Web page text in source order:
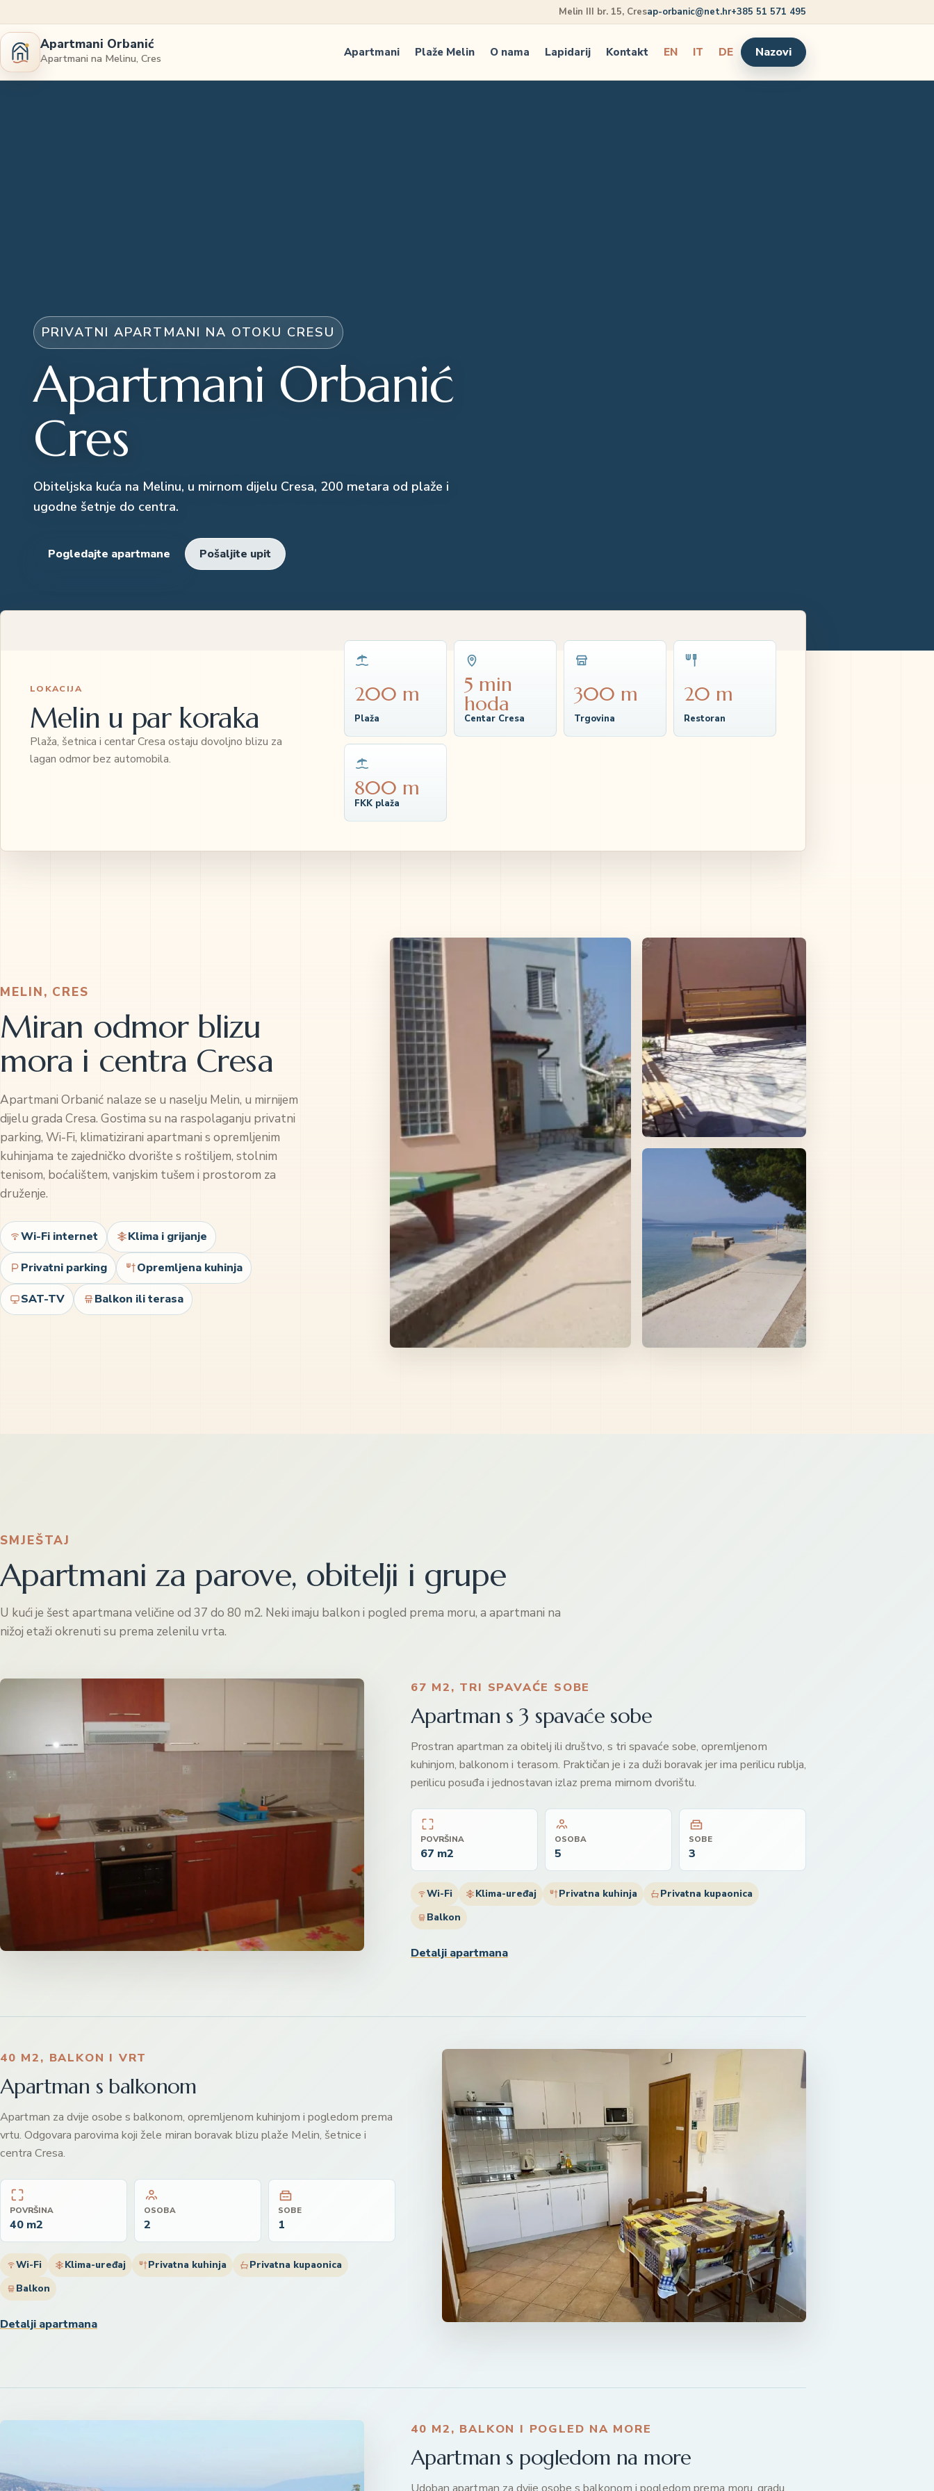
Melin III br. 15, Cresap-orbanic@net.hr+385 51 571 495
Apartmani Orbanić
Apartmani na Melinu, Cres Apartmani Plaže Melin O nama Lapidarij Kontakt EN IT DE Nazovi
PRIVATNI APARTMANI NA OTOKU CRESU
Apartmani Orbanić
Cres
Obiteljska kuća na Melinu, u mirnom dijelu Cresa, 200 metara od plaže i
ugodne šetnje do centra.
Pogledajte apartmane Pošaljite upit
LOKACIJA
Melin u par koraka
Plaža, šetnica i centar Cresa ostaju dovoljno blizu za
lagan odmor bez automobila.
200 m
Plaža
5 min
hoda
Centar Cresa
300 m
Trgovina
20 m
Restoran
800 m
FKK plaža
MELIN, CRES
Miran odmor blizu
mora i centra Cresa
Apartmani Orbanić nalaze se u naselju Melin, u mirnijem
dijelu grada Cresa. Gostima su na raspolaganju privatni
parking, Wi-Fi, klimatizirani apartmani s opremljenim
kuhinjama te zajedničko dvorište s roštiljem, stolnim
tenisom, boćalištem, vanjskim tušem i prostorom za
druženje.
Wi-Fi internet Klima i grijanje
Privatni parking Opremljena kuhinja
SAT-TV Balkon ili terasa
SMJEŠTAJ
Apartmani za parove, obitelji i grupe
U kući je šest apartmana veličine od 37 do 80 m2. Neki imaju balkon i pogled prema moru, a apartmani na
nižoj etaži okrenuti su prema zelenilu vrta.
67 M2, TRI SPAVAĆE SOBE
Apartman s 3 spavaće sobe
Prostran apartman za obitelj ili društvo, s tri spavaće sobe, opremljenom
kuhinjom, balkonom i terasom. Praktičan je i za duži boravak jer ima perilicu rublja,
perilicu posuđa i jednostavan izlaz prema mirnom dvorištu.
POVRŠINA
67 m2
OSOBA
5
SOBE
3
Wi-Fi Klima-uređaj Privatna kuhinja
Privatna kupaonica
Balkon
Detalji apartmana
40 M2, BALKON I VRT
Apartman s balkonom
Apartman za dvije osobe s balkonom, opremljenom kuhinjom i pogledom prema
vrtu. Odgovara parovima koji žele miran boravak blizu plaže Melin, šetnice i
centra Cresa.
POVRŠINA
40 m2
OSOBA
2
SOBE
1
Wi-Fi Klima-uređaj Privatna kuhinja
Privatna kupaonica
Balkon
Detalji apartmana
40 M2, BALKON I POGLED NA MORE
Apartman s pogledom na more